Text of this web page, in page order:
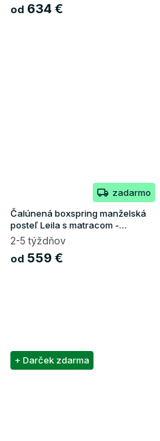
od 634 €
zadarmo
Čalúnená boxspring manželská
posteľ Leila s matracom -
tmavomodrá
2-5 týždňov
od 559 €
+ Darček zdarma